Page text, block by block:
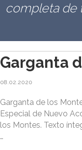
completa de
Garganta
08.02.2020
Garganta de los
Especial de Nuevo
los Montes. Texto
…